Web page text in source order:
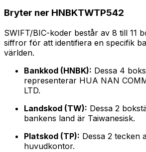
Bryter ner HNBKTWTP542
SWIFT/BIC-koder består av 8 till 11
siffror för att identifiera en specifik
världen.
Bankkod (HNBK): Dessa 4
representerar HUA NAN
LTD.
Landskod (TW): Dessa 2
bankens land är Taiwanesisk.
Platskod (TP): Dessa 2 tecken
huvudkontor.